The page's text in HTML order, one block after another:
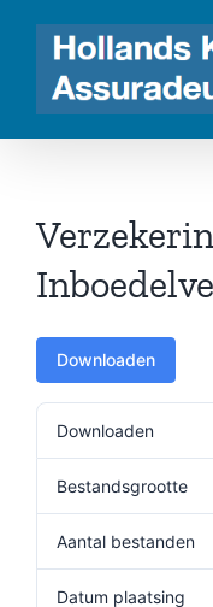
inhoud
Downloaden
Downloaden
Bestandsgrootte
Aantal bestanden
Datum plaatsing